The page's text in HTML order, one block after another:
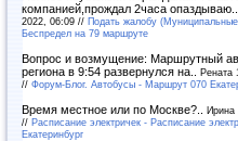
компанией,прождал 2часа опаздываю..
2022, 06:09 // Подать жалобу
Беспредел на 79 маршруте
Вопрос и возмущение: Маршрутный
региона в 9:54 развернулся на.. Рената
// Форум-Блог. Автобусы - Маршрут 070
Время местное или по Москве?.. Ирина
// Расписание электричек - Расписание
Екатеринбург